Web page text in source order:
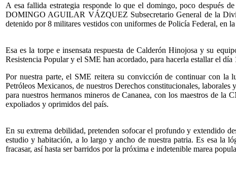
A esa fallida estrategia responde lo que el domingo, poco después
DOMINGO AGUILAR VÁZQUEZ Subsecretario General de la
detenido por 8 militares vestidos con uniformes de Policía Federal, en
Esa es la torpe e insensata respuesta de Calderón Hinojosa y su
Resistencia Popular y el SME han acordado, para hacerla estallar el día
Por nuestra parte, el SME reitera su convicción de continuar con
Petróleos Mexicanos, de nuestros Derechos constitucionales,
para nuestros hermanos mineros de Cananea, con los maestros de
expoliados y oprimidos del país.
En su extrema debilidad, pretenden sofocar el profundo y extendido
estudio y habitación, a lo largo y ancho de nuestra patria. Es esa la
fracasar, así hasta ser barridos por la próxima e indetenible marea